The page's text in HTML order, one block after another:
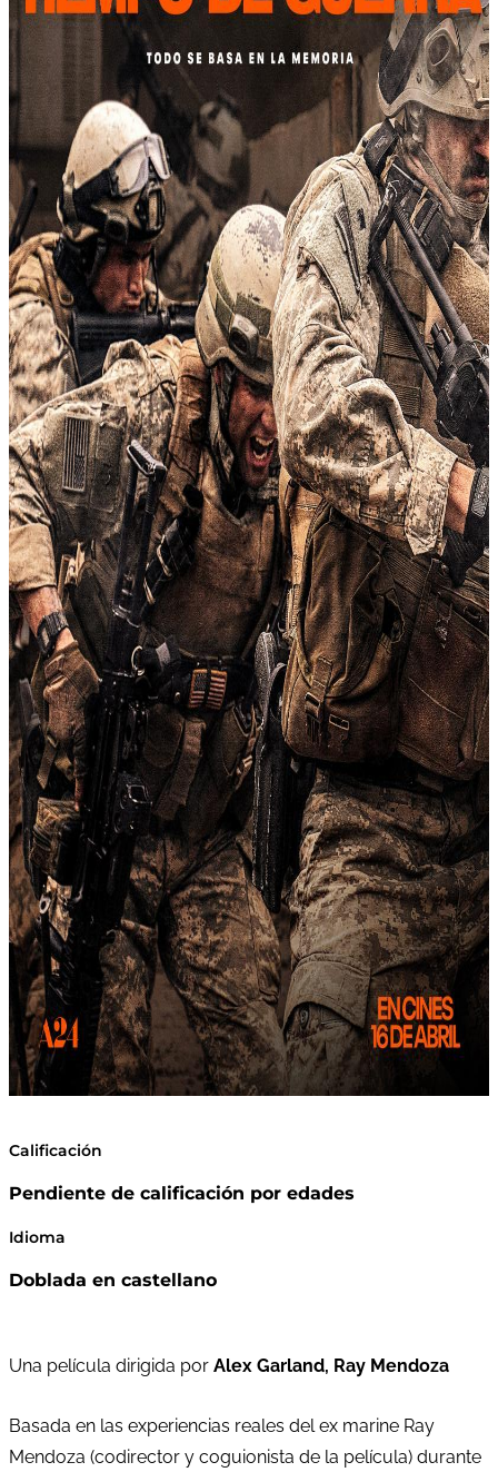
Calificación
Pendiente de calificación por edades
Idioma
Doblada en castellano
Una película dirigida por Alex Garland, Ray Mendoza
Basada en las experiencias reales del ex marine Ray
Mendoza (codirector y coguionista de la película) durante